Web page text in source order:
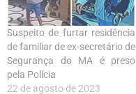
Suspeito de furtar residência
de familiar de ex-secretário de
Segurança do MA é preso
pela Polícia
22 de agosto de 2023